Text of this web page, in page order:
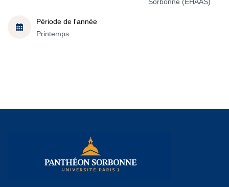
Période de l'année
Printemps